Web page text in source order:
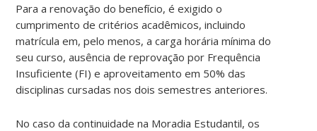
Para a renovação do benefício, é exigido o
cumprimento de critérios acadêmicos, incluindo
matrícula em, pelo menos, a carga horária mínima do
seu curso, ausência de reprovação por Frequência
Insuficiente (FI) e aproveitamento em 50% das
disciplinas cursadas nos dois semestres anteriores.
No caso da continuidade na Moradia Estudantil, os